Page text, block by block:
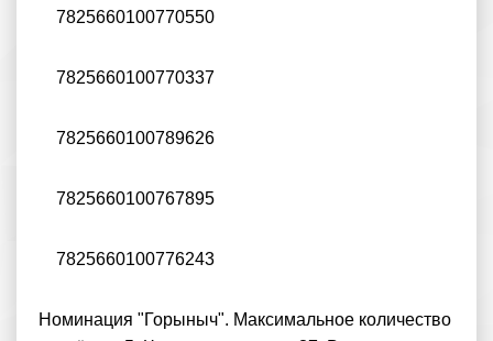
7825660100770550
7825660100770337
7825660100789626
7825660100767895
7825660100776243
Номинация "Горыныч". Максимальное количество